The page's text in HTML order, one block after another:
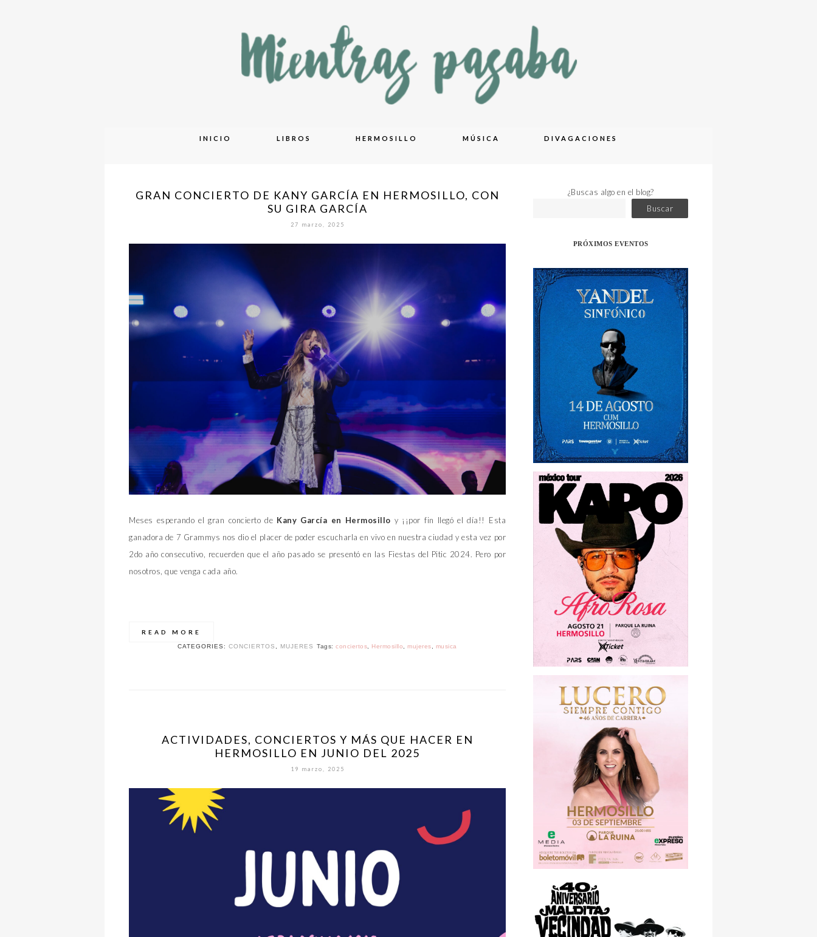
INICIO LIBROS HERMOSILLO MÚSICA DIVAGACIONES
GRAN CONCIERTO DE KANY GARCÍA EN HERMOSILLO, CON
SU GIRA GARCÍA
27 marzo, 2025
Meses esperando el gran concierto de Kany García en Hermosillo y ¡¡por fin llegó el día!! Esta
ganadora de 7 Grammys nos dio el placer de poder escucharla en vivo en nuestra ciudad y esta vez por
2do año consecutivo, recuerden que el año pasado se presentó en las Fiestas del Pitic 2024. Pero por
nosotros, que venga cada año.
READ MORE
CATEGORIES:CONCIERTOS MUJERES Tags:conciertos Hermosillo ,mujeres musica
ACTIVIDADES, CONCIERTOS Y MÁS QUE HACER EN
HERMOSILLO EN JUNIO DEL 2025
19 marzo, 2025
¿Buscas algo en el blog?
Buscar
PRÓXIMOS EVENTOS